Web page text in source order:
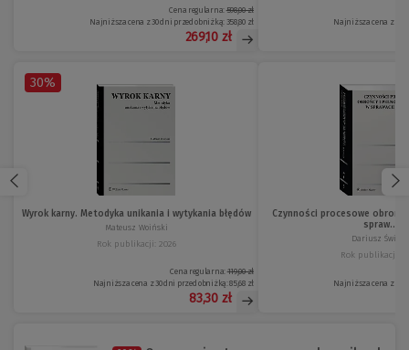
Cena regularna:598,00 zł
Najniższa cena z 30 dni przed obniżką: 358,80 zł
269,10 zł
Najniższa cena z 30
30%
Wyrok karny. Metodyka unikania i wytykania błędów
Mateusz Woiński
Rok publikacji: 2026
Cena regularna:119,00 zł
Najniższa cena z 30 dni przed obniżką:85,68 zł
83,30 zł
Czynności procesowe
spraw...
Dariusz
Rok publikacji:
Najniższa cena z 30